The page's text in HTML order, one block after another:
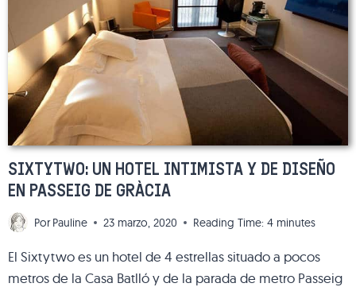
BORN
SIXTYTWO: UN HOTEL INTIMISTA Y DE DISEÑO
EN PASSEIG DE GRÀCIA
Por Pauline 23 marzo, 2020 Reading Time: 4 minutes
El Sixtytwo es un hotel de 4 estrellas situado a pocos
metros de la Casa Batlló y de la parada de metro Passeig